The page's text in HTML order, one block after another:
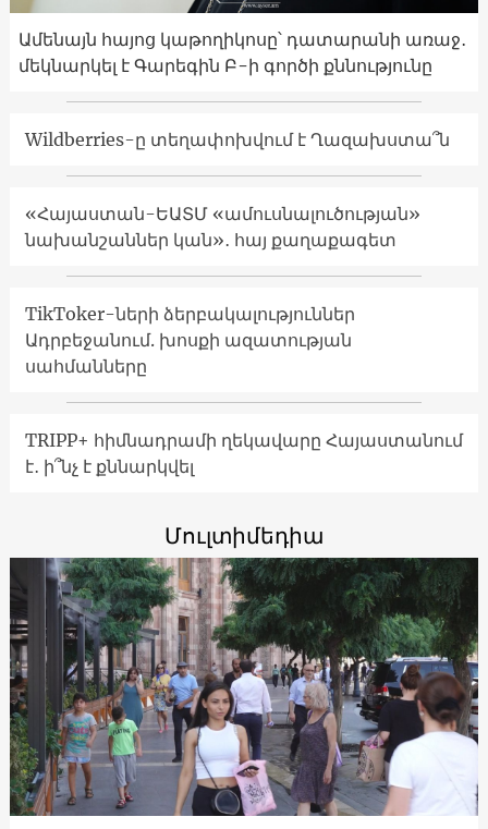
Ամենայն հայոց կաթողիկոսը՝ դատարանի առաջ․
մեկնարկել է Գարեգին Բ-ի գործի քննությունը
Wildberries-ը տեղափոխվում է Ղազախստա՞ն
«Հայաստան-ԵԱՏՄ «ամուսնալուծության»
նախանշաններ կան»․ հայ քաղաքագետ
TikToker-ների ձերբակալություններ
Ադրբեջանում. խոսքի ազատության
սահմանները
TRIPP+ հիմնադրամի ղեկավարը Հայաստանում
է․ ի՞նչ է քննարկվել
Մուլտիմեդիա